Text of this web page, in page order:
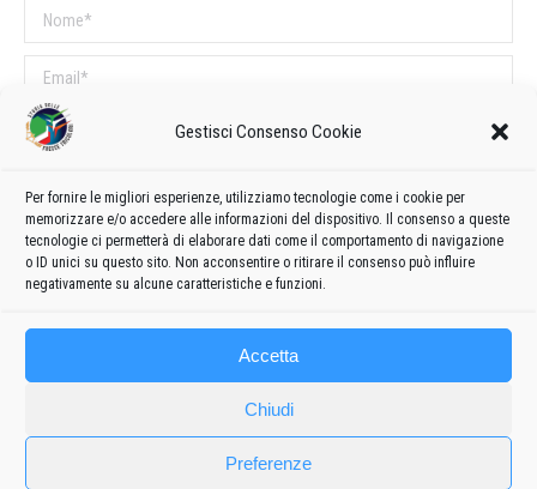
Gestisci Consenso Cookie
Per fornire le migliori esperienze, utilizziamo tecnologie come i cookie per
memorizzare e/o accedere alle informazioni del dispositivo. Il consenso a queste
tecnologie ci permetterà di elaborare dati come il comportamento di navigazione
o ID unici su questo sito. Non acconsentire o ritirare il consenso può influire
negativamente su alcune caratteristiche e funzioni.
Accetta
Chiudi
Preferenze
Nome *
Email *
Sito web
COMMENTI SUL POST
Questo sito utilizza Akismet per ridurre lo spam.Scopri come vengono
elaborati i dati derivati dai commenti.